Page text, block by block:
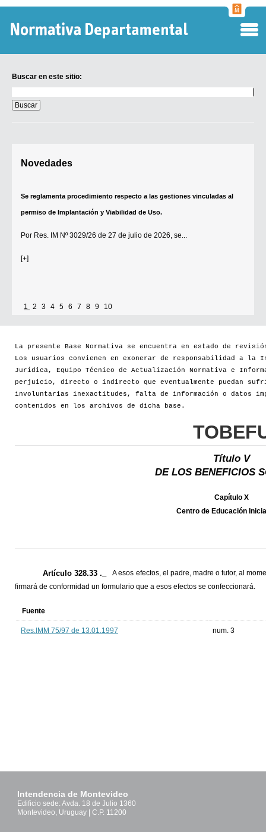
Buscar en este sitio:
en
este
sitio:
Novedades
Se reglamenta procedimiento respecto a las gestiones vinculadas al
permiso de Implantación y Viabilidad de Uso.
Por Res. IM Nº 3029/26 de 27 de julio de 2026, se...
[+]
1 2 3 4 5 6 7 8 9 10
La presente Base Normativa se encuentra en estado de
Los usuarios convienen en exonerar de responsabilidad a la
Jurídica, Equipo Técnico de Actualización Normativa e
perjuicio, directo o indirecto que eventualmente puedan
involuntarias inexactitudes, falta de información o datos
contenidos en los archivos de dicha base.
Título V
DE LOS BENEFICIOS
Capítulo X
Centro de Educación
Artículo 328.33 ._
A esos efectos, el padre, madre o tutor, al
firmará de conformidad un formulario que a esos efectos se confeccionará.
Fuente
Res.IMM 75/97 de 13.01.1997 num. 3
Intendencia de Montevideo
Edificio sede: Avda. 18 de Julio 1360
Montevideo, Uruguay | C.P. 11200